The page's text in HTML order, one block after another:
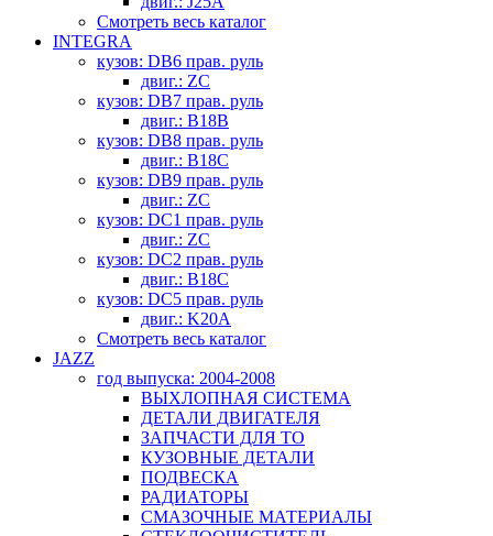
Смотреть весь каталог
INTEGRA
кузов: DB6 прав. руль
двиг.: ZC
кузов: DB7 прав. руль
двиг.: B18B
кузов: DB8 прав. руль
двиг.: B18C
кузов: DB9 прав. руль
двиг.: ZC
кузов: DC1 прав. руль
двиг.: ZC
кузов: DC2 прав. руль
двиг.: B18C
кузов: DC5 прав. руль
двиг.: K20A
Смотреть весь каталог
JAZZ
год выпуска: 2004-2008
ВЫХЛОПНАЯ СИСТЕМА
ДЕТАЛИ ДВИГАТЕЛЯ
ЗАПЧАСТИ ДЛЯ ТО
КУЗОВНЫЕ ДЕТАЛИ
ПОДВЕСКА
РАДИАТОРЫ
СМАЗОЧНЫЕ МАТЕРИАЛЫ